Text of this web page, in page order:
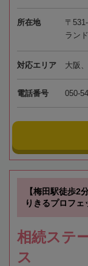
所在地
〒
ラン
対応エリア 大阪
電話番号 050-
【梅田駅徒歩2
りきるプロフェ
相続ステ
ス